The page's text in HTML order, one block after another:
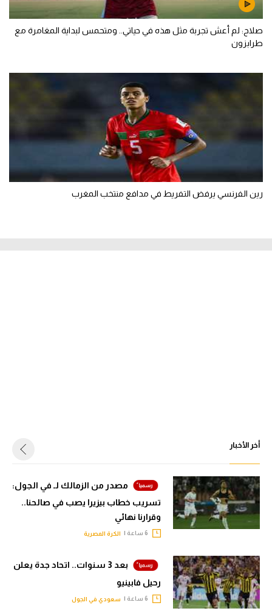
صلاح: لم أعش تجربة مثل هذه في حياتي.. ومتحمس لبداية المغامرة مع
طرابزون
رين الفرنسي يرفض التفريط في مدافع منتخب المغرب
أخر الأخبار
مصدر من الزمالك لـ في الجول:
تسريب خطاب بيزيرا يصب في صالحنا..
وقرارنا نهائي
الكرة المصرية
بعد 3 سنوات.. اتحاد جدة يعلن
رحيل فابينيو
سعودي في الجول